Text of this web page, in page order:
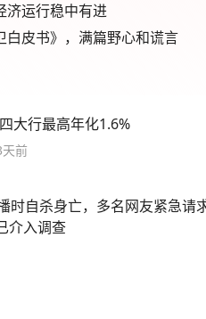
济运行稳中有进
白皮书》，满篇野心和谎言
大行最高年化1.6%
前
时自杀身亡，多名网友紧急请
介入调查